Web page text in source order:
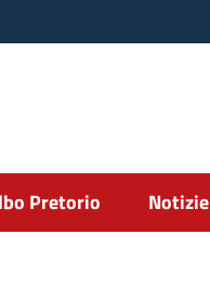
Pretorio Notizie